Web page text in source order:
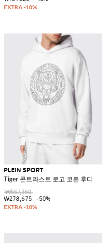
PLEIN SPORT
Tiger 콘트라스트 로고 코튼 후디
₩557,350
₩278,675
-50%